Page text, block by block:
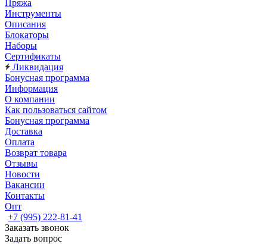
Пряжа
Инструменты
Описания
Блокаторы
Наборы
Сертификаты
Ликвидация
Бонусная программа
Информация
О компании
Как пользоваться сайтом
Бонусная программа
Доставка
Оплата
Возврат товара
Отзывы
Новости
Вакансии
Контакты
Опт
+7 (995) 222-81-41
Заказать звонок
Задать вопрос